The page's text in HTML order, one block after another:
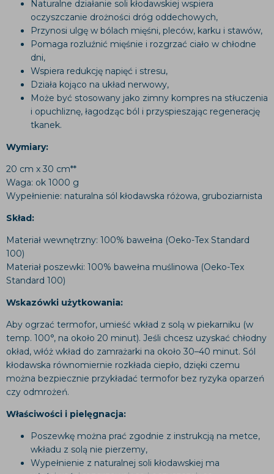
Naturalne działanie soli kłodawskiej wspiera
oczyszczanie drożności dróg oddechowych,
Przynosi ulgę w bólach mięśni, pleców, karku i stawów,
Pomaga rozluźnić mięśnie i rozgrzać ciało w chłodne
dni,
Wspiera redukcję napięć i stresu,
Działa kojąco na układ nerwowy,
Może być stosowany jako zimny kompres na stłuczenia
i opuchliznę, łagodząc ból i przyspieszając regenerację
tkanek.
Wymiary:
20 cm x 30 cm**
Waga: ok 1000 g
Wypełnienie: naturalna sól kłodawska różowa, gruboziarnista
Skład:
Materiał wewnętrzny: 100% bawełna (Oeko-Tex Standard
100)
Materiał poszewki: 100% bawełna muślinowa (Oeko-Tex
Standard 100)
Wskazówki użytkowania:
Aby ogrzać termofor, umieść wkład z solą w piekarniku (w
temp. 100°, na około 20 minut). Jeśli chcesz uzyskać chłodny
okład, włóż wkład do zamrażarki na około 30–40 minut. Sól
kłodawska równomiernie rozkłada ciepło, dzięki czemu
można bezpiecznie przykładać termofor bez ryzyka oparzeń
czy odmrożeń.
Właściwości i pielęgnacja:
Poszewkę można prać zgodnie z instrukcją na metce,
wkładu z solą nie pierzemy,
Wypełnienie z naturalnej soli kłodawskiej ma